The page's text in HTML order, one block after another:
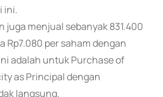
ini.
juga menjual sebanyak 831.400
Rp7.080 per saham dengan
adalah untuk Purchase of
as Principal dengan
langsung.